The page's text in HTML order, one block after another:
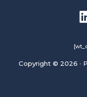
Copyright © 2026 ·